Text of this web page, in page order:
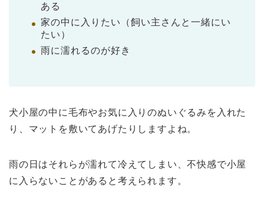
ある
家の中に入りたい（飼い主さんと一緒にい
たい）
雨に濡れるのが好き
犬小屋の中に毛布やお気に入りのぬいぐるみを入れた
り、マットを敷いてあげたりしますよね。
雨の日はそれらが濡れて冷えてしまい、不快感で小屋
に入らないことがあると考えられます。